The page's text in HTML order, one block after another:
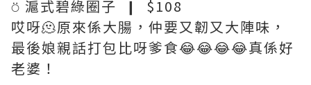
⍥ 滬式碧綠圈子 ❙ $108
哎呀🫠原來係大腸，仲要又韌又大陣味，
最後娘親話打包比呀爹食😂😂😂😂真係好
老婆！